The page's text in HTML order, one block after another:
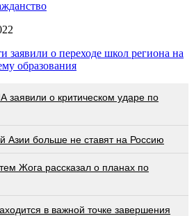
заявили о переходе школ региона на
образования
заявили о критическом ударе по
Азии больше не ставят на Россию
Жога рассказал о планах по
в важной точке завершения